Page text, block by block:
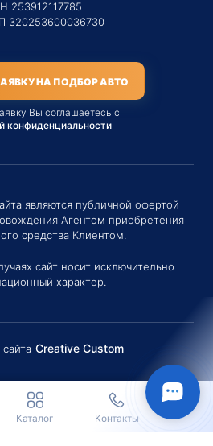
253912117785
320253600036730
НА ПОДБОР АВТО
Вы соглашаетесь с
конфиденциальности
являются публичной офертой
Агентом приобретения
средства Клиентом.
сайт носит исключительно
характер.
сайта Creative Custom
Каталог Контакты